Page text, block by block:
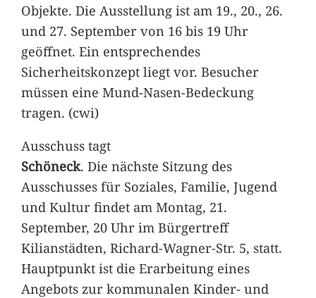
Objekte. Die Ausstellung ist am 19., 20., 26.
und 27. September von 16 bis 19 Uhr
geöffnet. Ein entsprechendes
Sicherheitskonzept liegt vor. Besucher
müssen eine Mund-Nasen-Bedeckung
tragen. (cwi)
Ausschuss tagt
Schöneck. Die nächste Sitzung des
Ausschusses für Soziales, Familie, Jugend
und Kultur findet am Montag, 21.
September, 20 Uhr im Bürgertreff
Kilianstädten, Richard-Wagner-Str. 5, statt.
Hauptpunkt ist die Erarbeitung eines
Angebots zur kommunalen Kinder- und